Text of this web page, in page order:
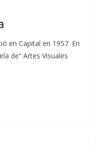
en Capital en 1957. En
de” Artes Visuales